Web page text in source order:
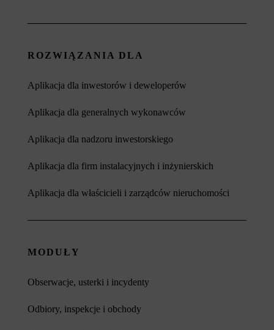
ROZWIĄZANIA DLA
Aplikacja dla inwestorów i deweloperów
Aplikacja dla generalnych wykonawców
Aplikacja dla nadzoru inwestorskiego
Aplikacja dla firm instalacyjnych i inżynierskich
Aplikacja dla właścicieli i zarządców nieruchomości
MODUŁY
Obserwacje, usterki i incydenty
Odbiory, inspekcje i obchody